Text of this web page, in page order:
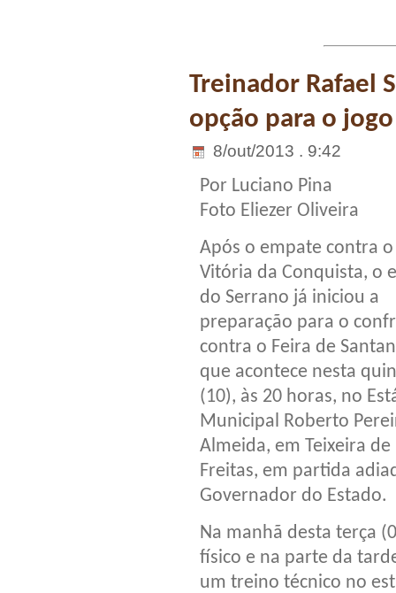
Treinador Rafael
opção para o
8/out/2013 . 9:42
Por Luciano Pina
Foto Eliezer Oliveira
Após o empate contra o
Vitória da Conquista, o
do Serrano já iniciou a
preparação para o
contra o Feira de
que acontece nesta
(10), às 20 horas, no
Municipal Roberto
Almeida, em Teixeira de
Freitas, em partida
Governador do Estado.
Na manhã desta terça
físico e na parte da
um treino técnico no